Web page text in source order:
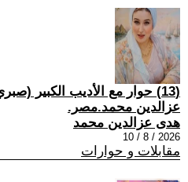
(13) حوار مع الأديب الكبير
عزالدين محمد.مصر.
هدى عزالدين محمد
2026 / 8 / 10
مقابلات و حوارات